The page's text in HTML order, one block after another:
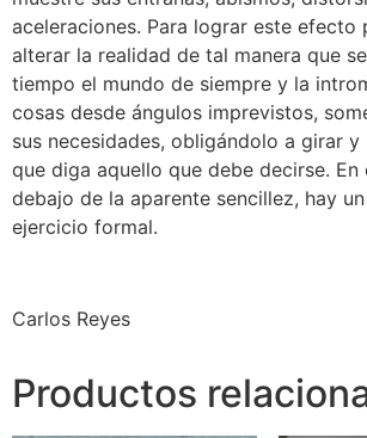
aceleraciones. Para lograr este efecto
alterar la realidad de tal manera que
tiempo el mundo de siempre y la
cosas desde ángulos imprevistos,
sus necesidades, obligándolo a girar
que diga aquello que debe decirse. En
debajo de la aparente sencillez, hay
ejercicio formal.
Carlos Reyes
Productos